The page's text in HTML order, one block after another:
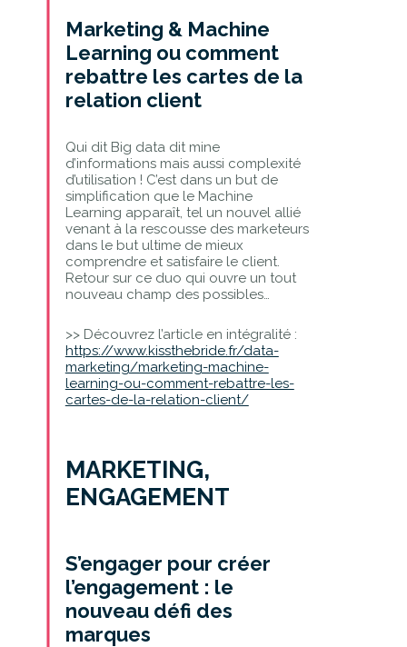
Marketing & Machine
Learning ou comment
rebattre les cartes de la
relation client
Qui dit Big data dit mine
d’informations mais aussi complexité
d’utilisation ! C’est dans un but de
simplification que le Machine
Learning apparaît, tel un nouvel allié
venant à la rescousse des marketeurs
dans le but ultime de mieux
comprendre et satisfaire le client.
Retour sur ce duo qui ouvre un tout
nouveau champ des possibles…
>> Découvrez l’article en intégralité :
https://www.kissthebride.fr/data-
marketing/marketing-machine-
learning-ou-comment-rebattre-les-
cartes-de-la-relation-client/
MARKETING,
ENGAGEMENT
S’engager pour créer
l’engagement : le
nouveau défi des
marques